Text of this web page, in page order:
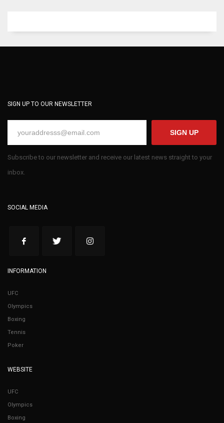
SIGN UP TO OUR NEWSLETTER
SIGN UP
Subscribe to our newsletter and receive our latest news straight to your
inbox.
SOCIAL MEDIA
INFORMATION
UFC
Olympics
Boxing
Tennis
Poker
WEBSITE
UFC
Olympics
Boxing